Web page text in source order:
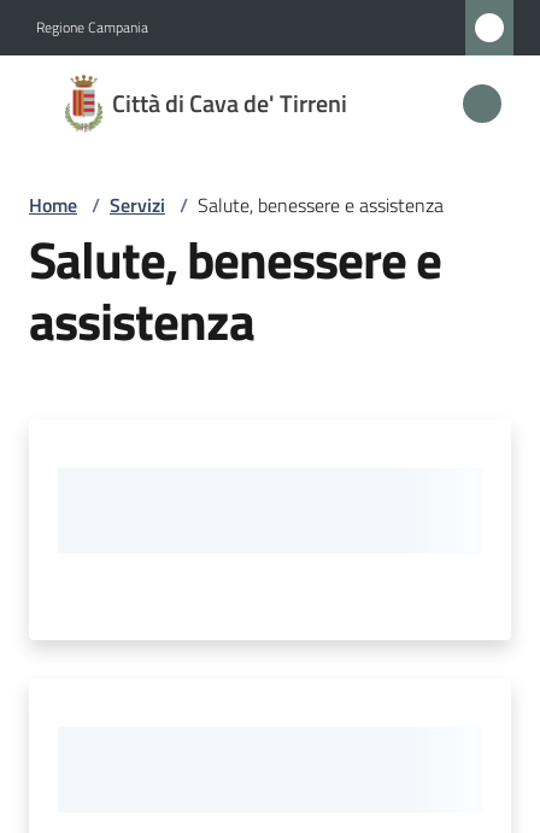
Regione Campania
Città di Cava de' Tirreni
Città
di
de'
Tirreni
Amministrazione
Home / Servizi / Salute, benessere e assistenza
Salute, benessere e
assistenza